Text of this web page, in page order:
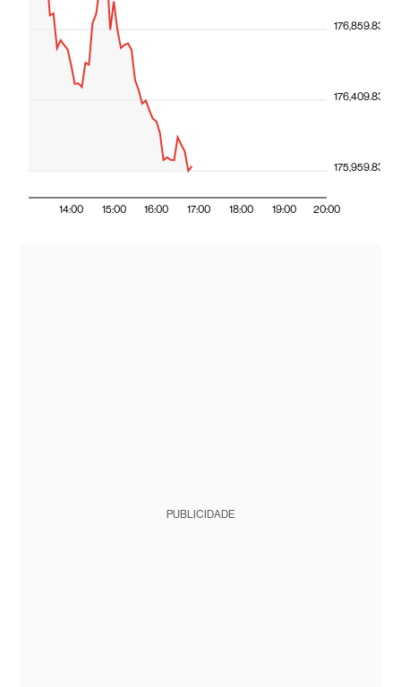
14:00 15:00 16:00 17:00 18:00 19:00 20:00
175,959.83
176,409.83
176,859.83
PUBLICIDADE